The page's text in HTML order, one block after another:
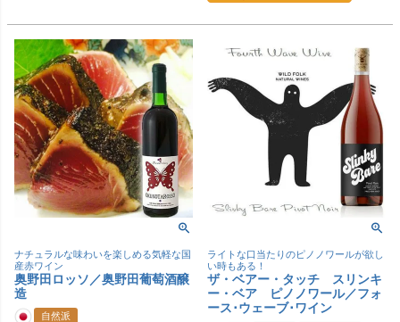
ナチュラルな味わいを楽しめる気軽な国
産赤ワイン
奥野田ロッソ／奥野田葡萄酒醸
造
自然派
ライトな口当たりのピノノワールが欲し
い時もある！
ザ・ベアー・タッチ スリンキ
ー・ベア ピノノワール／フォ
ース･ウェーブ･ワイン